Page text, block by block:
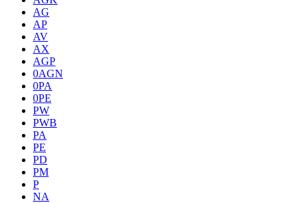
AG
AP
AV
AX
AGP
0AGN
0PA
0PE
PW
PWB
PA
PE
PD
PM
P
NA